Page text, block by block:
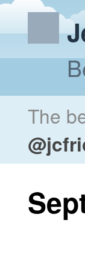
The